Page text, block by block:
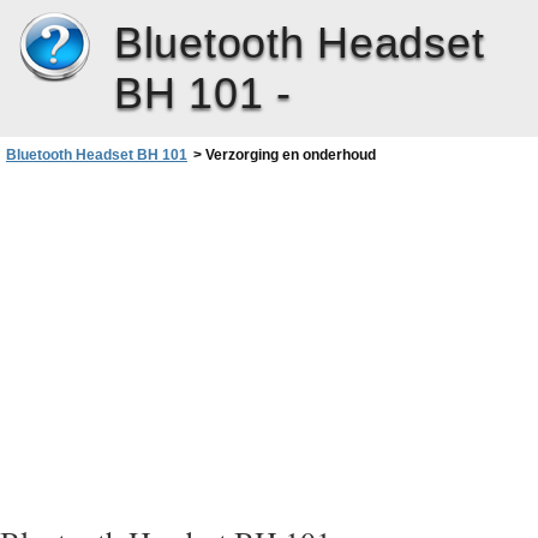
Bluetooth Headset
BH 101 -
Bluetooth Headset BH 101 > Verzorging en onderhoud